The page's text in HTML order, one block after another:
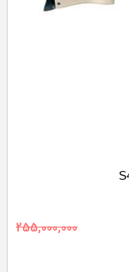
255,000,000